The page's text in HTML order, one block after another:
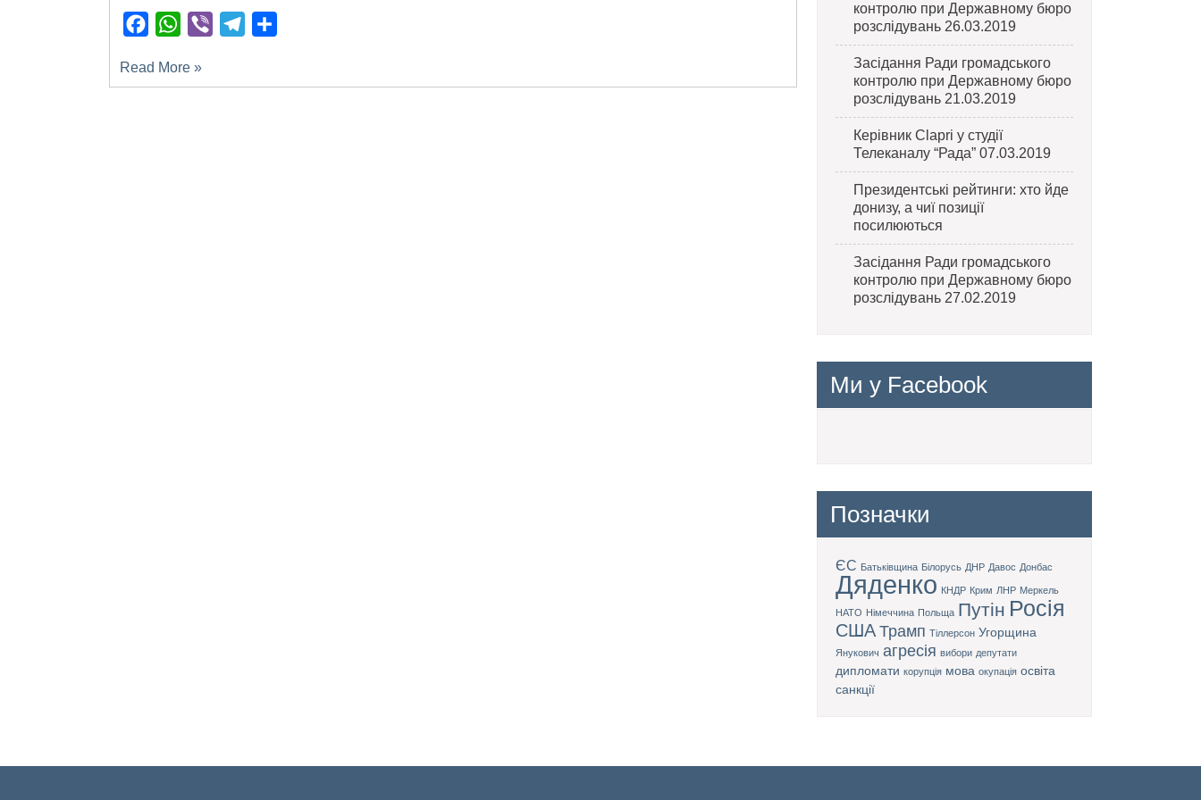
FacebookWhatsApp
Viber Telegram
Read More »
контролю при Державному бюро
розслідувань 26.03.2019
Засідання Ради громадського
контролю при Державному бюро
розслідувань 21.03.2019
Керівник Clapri у студії
Телеканалу “Рада” 07.03.2019
Президентські рейтинги: хто йде
донизу, а чиї позиції
посилюються
Засідання Ради громадського
контролю при Державному бюро
розслідувань 27.02.2019
Ми у Facebook
Позначки
ЄС Батьківщина Білорусь ДНР Давос Донбас
Дяденко КНДР Крим ЛНР Меркель
НАТО Німеччина Польща Путін Росія
США Трамп Тіллерсон Угорщина
Янукович агресія вибори депутати
дипломати корупція мова окупація освіта
санкції